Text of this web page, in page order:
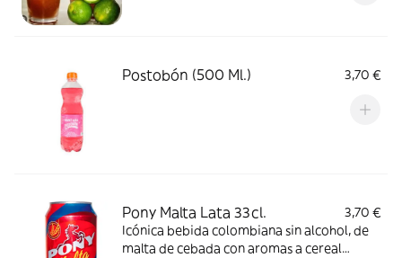
Postobón (500 Ml.) 3,70 €
Pony Malta Lata 33cl.
3,70 €
Icónica bebida colombiana sin alcohol, de
malta de cebada con aromas a cereal